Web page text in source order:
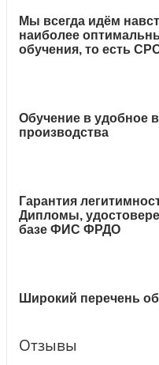
Мы всегда идём
наиболее
обучения, то есть
Обучение в удобное
производства
Гарантия
Дипломы,
базе ФИС ФРДО
Широкий перечень
Отзывы